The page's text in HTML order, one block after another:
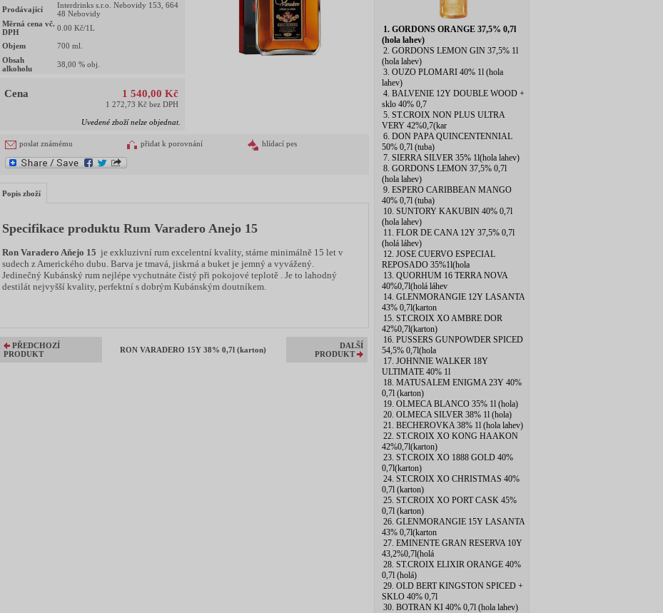
Prodávající
Interdrinks s.r.o. Nebovidy 153, 664
48 Nebovidy
Měrná cena vč.
DPH
0.00 Kč/1L
Objem 700 ml.
Obsah
alkoholu
38,00 % obj.
Cena 1 540,00 Kč
1 272,73 Kč bez DPH
Uvedené zboží nelze objednat.
poslat známému přidat k porovnání hlídací pes
Popis zboží
Specifikace produktu Rum Varadero Anejo 15
Ron Varadero Aňejo 15 je exkluzivní rum excelentní kvality, stárne minimálně 15 let v
sudech z Amerického dubu. Barva je tmavá, jiskrná a buket je jemný a vyvážený.
Jedinečný Kubánský rum nejlépe vychutnáte čistý při pokojové teplotě . Je to lahodný
destilát nejvyšší kvality, perfektní s dobrým Kubánským doutníkem.
PŘEDCHOZÍ
PRODUKT
RON VARADERO 15Y 38% 0,7l (karton)
DALŠÍ
PRODUKT
1. GORDONS ORANGE 37,5% 0,7l
(hola lahev)
2. GORDONS LEMON GIN 37,5% 1l
(hola lahev)
3. OUZO PLOMARI 40% 1l (hola
lahev)
4. BALVENIE 12Y DOUBLE WOOD +
sklo 40% 0,7
5. ST.CROIX NON PLUS ULTRA
VERY 42%0,7(kar
6. DON PAPA QUINCENTENNIAL
50% 0,7l (tuba)
7. SIERRA SILVER 35% 1l(hola lahev)
8. GORDONS LEMON 37,5% 0,7l
(hola lahev)
9. ESPERO CARIBBEAN MANGO
40% 0,7l (tuba)
10. SUNTORY KAKUBIN 40% 0,7l
(hola lahev)
11. FLOR DE CANA 12Y 37,5% 0,7l
(holá láhev)
12. JOSE CUERVO ESPECIAL
REPOSADO 35%1l(hola
13. QUORHUM 16 TERRA NOVA
40%0,7l(holá láhev
14. GLENMORANGIE 12Y LASANTA
43% 0,7l(karton
15. ST.CROIX XO AMBRE DOR
42%0,7l(karton)
16. PUSSERS GUNPOWDER SPICED
54,5% 0,7l(hola
17. JOHNNIE WALKER 18Y
ULTIMATE 40% 1l
18. MATUSALEM ENIGMA 23Y 40%
0,7l (karton)
19. OLMECA BLANCO 35% 1l (hola)
20. OLMECA SILVER 38% 1l (hola)
21. BECHEROVKA 38% 1l (hola lahev)
22. ST.CROIX XO KONG HAAKON
42%0,7l(karton)
23. ST.CROIX XO 1888 GOLD 40%
0,7l(karton)
24. ST.CROIX XO CHRISTMAS 40%
0,7l (karton)
25. ST.CROIX XO PORT CASK 45%
0,7l (karton)
26. GLENMORANGIE 15Y LASANTA
43% 0,7l(karton
27. EMINENTE GRAN RESERVA 10Y
43,2%0,7l(holá
28. ST.CROIX ELIXIR ORANGE 40%
0,7l (holá)
29. OLD BERT KINGSTON SPICED +
SKLO 40% 0,7l
30. BOTRAN KI 40% 0,7l (hola lahev)